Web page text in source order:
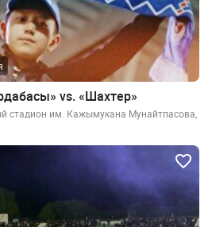
vs. «Шахтер»
стадион им. Кажымукана Мунайтпасова,